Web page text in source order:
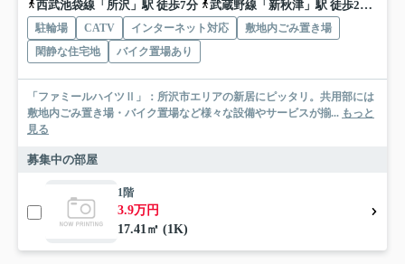
西武池袋線「所沢」駅 徒歩7分
武蔵野線「新秋津」駅 徒歩26分
駐輪場 CATV インターネット対応
敷地内ごみ置き場
閑静な住宅地
バイク置場あり
「ファミールハイツⅡ」：所沢市エリアの新居にピッタリ。共用部には
敷地内ごみ置き場・バイク置場など様々な設備やサービスが揃... もっと
見る
募集中の部屋
1階
3.9万円
17.41㎡ (1K)